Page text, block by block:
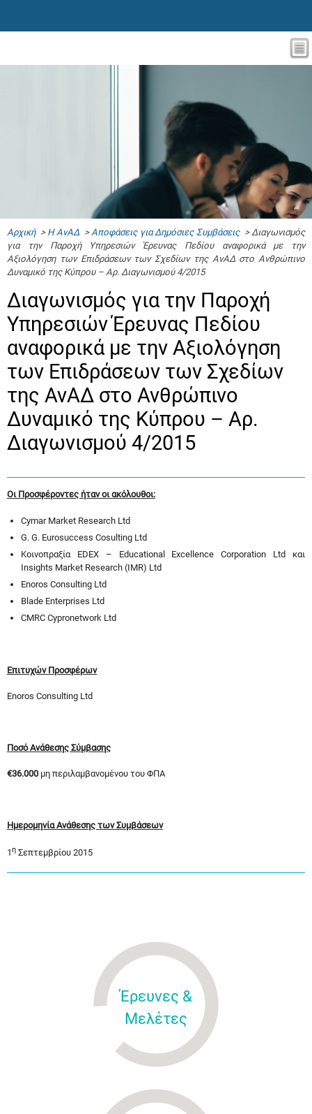
Αρχική> Η ΑνΑΔ>Αποφάσεις για Δημόσιες Συμβάσεις> Διαγωνισμός
για την Παροχή Υπηρεσιών Έρευνας Πεδίου αναφορικά με την
Αξιολόγηση των Επιδράσεων των Σχεδίων της ΑνΑΔ στο Ανθρώπινο
Δυναμικό της Κύπρου – Αρ. Διαγωνισμού 4/2015
Διαγωνισμός για την Παροχή
Υπηρεσιών Έρευνας Πεδίου
αναφορικά με την Αξιολόγηση
των Επιδράσεων των Σχεδίων
της ΑνΑΔ στο Ανθρώπινο
Δυναμικό της Κύπρου – Αρ.
Διαγωνισμού 4/2015
Οι Προσφέροντες ήταν οι ακόλουθοι:
Cymar Market Research Ltd
G. G. Eurosuccess Cosulting Ltd
Κοινοπραξία EDEX – Educational Excellence Corporation Ltd και
Insights Market Research (IMR) Ltd
Enoros Consulting Ltd
Blade Enterprises Ltd
CMRC Cypronetwork Ltd
Επιτυχών Προσφέρων
Enoros Consulting Ltd
Ποσό Ανάθεσης Σύμβασης
€36.000 μη περιλαμβανομένου του ΦΠΑ
Ημερομηνία Ανάθεσης των Συμβάσεων
1η Σεπτεμβρίου 2015
Έρευνες &
Μελέτες